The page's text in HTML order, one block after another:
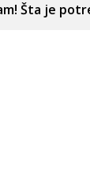
Šta je